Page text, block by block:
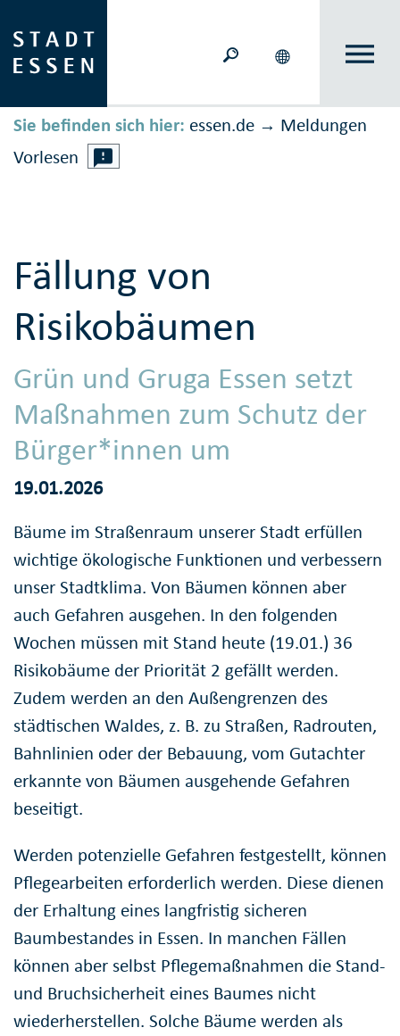
Sie befinden sich hier: essen.de → Meldungen
Vorlesen
Fällung von
Risikobäumen
Grün und Gruga Essen setzt
Maßnahmen zum Schutz der
Bürger*innen um
19.01.2026
Bäume im Straßenraum unserer Stadt erfüllen
wichtige ökologische Funktionen und verbessern
unser Stadtklima. Von Bäumen können aber
auch Gefahren ausgehen. In den folgenden
Wochen müssen mit Stand heute (19.01.) 36
Risikobäume der Priorität 2 gefällt werden.
Zudem werden an den Außengrenzen des
städtischen Waldes, z. B. zu Straßen, Radrouten,
Bahnlinien oder der Bebauung, vom Gutachter
erkannte von Bäumen ausgehende Gefahren
beseitigt.
Werden potenzielle Gefahren festgestellt, können
Pflegearbeiten erforderlich werden. Diese dienen
der Erhaltung eines langfristig sicheren
Baumbestandes in Essen. In manchen Fällen
können aber selbst Pflegemaßnahmen die Stand-
und Bruchsicherheit eines Baumes nicht
wiederherstellen. Solche Bäume werden als